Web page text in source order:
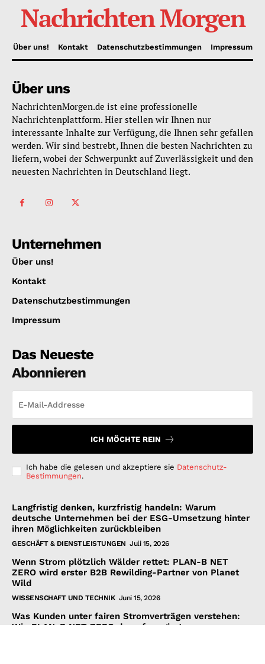
Nachrichten Morgen
Über uns! Kontakt Datenschutzbestimmungen Impressum
Über uns
NachrichtenMorgen.de ist eine professionelle
Nachrichtenplattform. Hier stellen wir Ihnen nur
interessante Inhalte zur Verfügung, die Ihnen sehr gefallen
werden. Wir sind bestrebt, Ihnen die besten Nachrichten zu
liefern, wobei der Schwerpunkt auf Zuverlässigkeit und den
neuesten Nachrichten in Deutschland liegt.
Unternehmen
Über uns!
Kontakt
Datenschutzbestimmungen
Impressum
Das Neueste
Abonnieren
ICH MÖCHTE REIN
Ich habe die gelesen und akzeptiere sie Datenschutz-
Bestimmungen.
Langfristig denken, kurzfristig handeln: Warum
deutsche Unternehmen bei der ESG-Umsetzung hinter
ihren Möglichkeiten zurückbleiben
GESCHÄFT & DIENSTLEISTUNGEN Juli 15, 2026
Wenn Strom plötzlich Wälder rettet: PLAN-B NET
ZERO wird erster B2B Rewilding-Partner von Planet
Wild
WISSENSCHAFT UND TECHNIK Juni 15, 2026
Was Kunden unter fairen Stromverträgen verstehen:
Wie PLAN-B NET ZERO darauf reagiert